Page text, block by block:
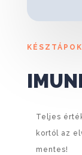
KÉSZTÁPOK
Teljes
kortól az
mentes!